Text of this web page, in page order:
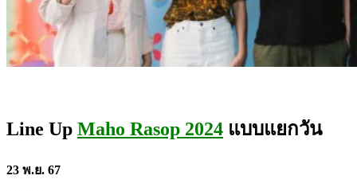
Line Up Maho Rasop 2024 แบบแยกวัน
23 พ.ย. 67